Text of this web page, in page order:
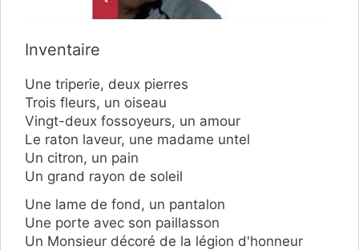
Inventaire
Une triperie, deux pierres
Trois fleurs, un oiseau
Vingt-deux fossoyeurs, un amour
Le raton laveur, une madame untel
Un citron, un pain
Un grand rayon de soleil
Une lame de fond, un pantalon
Une porte avec son paillasson
Un Monsieur décoré de la légion d'honneur